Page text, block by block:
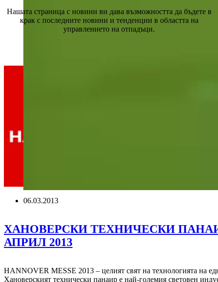
Нашата страница с новини ви дава възможността да бъдете в
крак с последните новини и тенденции в областта на
управлението на отпадъци.
06.03.2013
ХАНОВЕРСКИ ТЕХНИЧЕСКИ ПАНАИР
АПРИЛ 2013
HANNOVER MESSE 2013 – целият свят на технологията на
Хановерският технически панаир е най-големия световен